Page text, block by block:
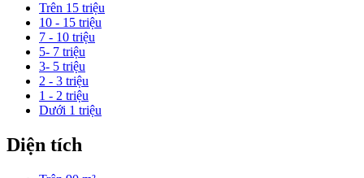
Trên 15 triệu
10 - 15 triệu
7 - 10 triệu
5- 7 triệu
3- 5 triệu
2 - 3 triệu
1 - 2 triệu
Dưới 1 triệu
Diện tích